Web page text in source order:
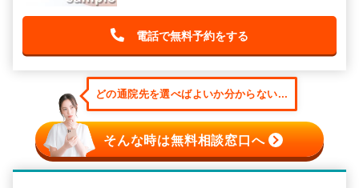
電話で無料予約をする
どの通院先を選べばよいか分からない...
そんな時は無料相談窓口へ